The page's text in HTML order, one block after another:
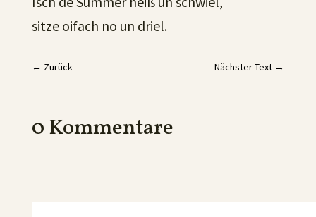
sitze oifach no un driel.
← Zurück Nächster Text →
0 Kommentare